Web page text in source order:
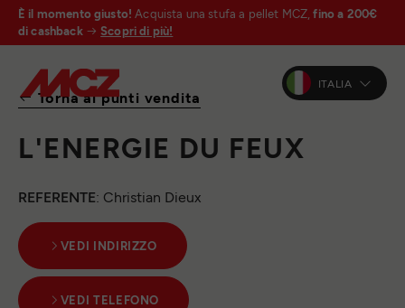
È il momento giusto! Acquista una stufa a pellet MCZ, fino a 200€
di cashback
Scopri di più!
ITALIA
Torna ai punti vendita
L'ENERGIE DU FEUX
REFERENTE: Christian Dieux
VEDI INDIRIZZO
VEDI TELEFONO